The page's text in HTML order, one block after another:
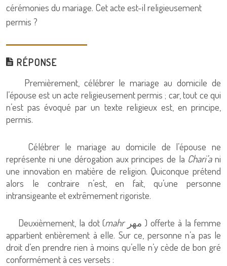
cérémonies du mariage. Cet acte est-il religieusement
permis ?
RÉPONSE
Premièrement, célébrer le mariage au domicile de
l’épouse est un acte religieusement permis ; car, tout ce qui
n’est pas évoqué par un texte religieux est, en principe,
permis.
Célébrer le mariage au domicile de l’épouse ne
représente ni une dérogation aux principes de la Chari’ani
une innovation en matière de religion. Quiconque prétend
alors le contraire n’est, en fait, qu’une personne
intransigeante et extrêmement rigoriste.
Deuxièmement, la dot (mahr مهر ) offerte à la femme
appartient entièrement à elle. Sur ce, personne n’a pas le
droit d’en prendre rien à moins qu’elle n’y cède de bon gré
conformément à ces versets :